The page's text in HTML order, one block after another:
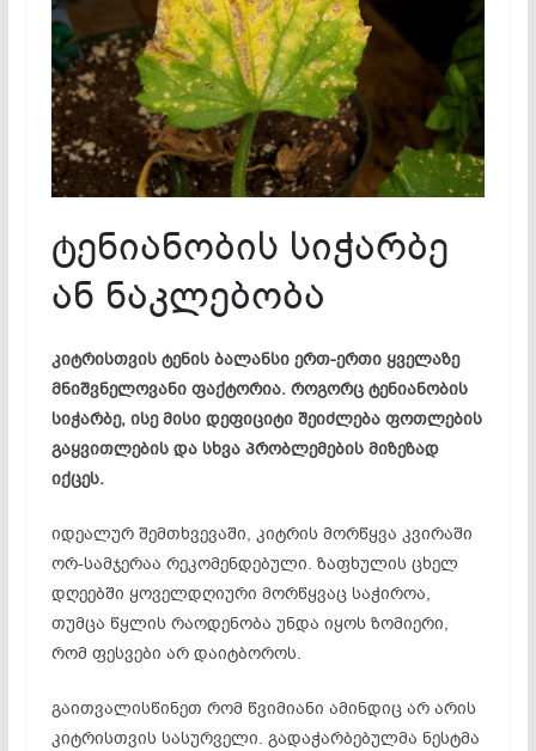
ტენიანობის სიჭარბე
ან ნაკლებობა
კიტრისთვის ტენის ბალანსი ერთ-ერთი ყველაზე
მნიშვნელოვანი ფაქტორია. როგორც ტენიანობის
სიჭარბე, ისე მისი დეფიციტი შეიძლება ფოთლების
გაყვითლების და სხვა პრობლემების მიზეზად
იქცეს.
იდეალურ შემთხვევაში, კიტრის მორწყვა კვირაში
ორ-სამჯერაა რეკომენდებული. ზაფხულის ცხელ
დღეებში ყოველდღიური მორწყვაც საჭიროა,
თუმცა წყლის რაოდენობა უნდა იყოს ზომიერი,
რომ ფესვები არ დაიტბოროს.
გაითვალისწინეთ რომ წვიმიანი ამინდიც არ არის
კიტრისთვის სასურველი. გადაჭარბებულმა ნესტმა